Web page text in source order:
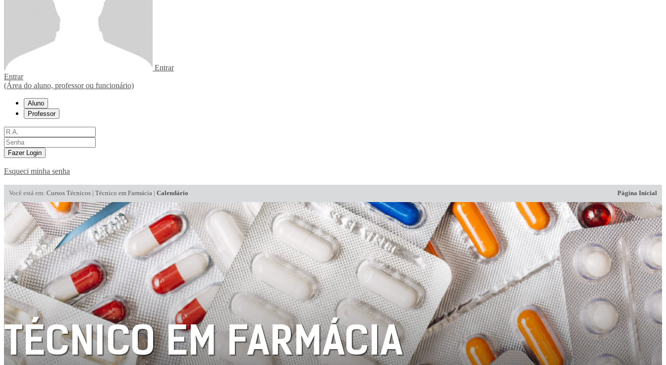
Entrar
Entrar
(Área do aluno, professor ou funcionário)
Aluno
Professor
Fazer Login
Esqueci minha senha
Você está em: Cursos Técnicos | Técnico em Farmácia | Calendário Página Inicial
TÉCNICO EM FARMÁCIA